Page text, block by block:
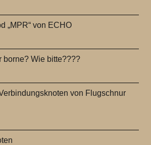
„MPR“ von ECHO
borne? Wie bitte????
von Flugschnur